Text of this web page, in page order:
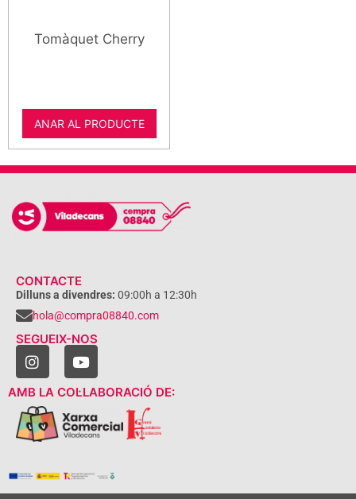
Tomàquet Cherry
ANAR AL PRODUCTE
CONTACTE
Dilluns a divendres: 09:00h a 12:30h
hola@compra08840.com
SEGUEIX-NOS
AMB LA COL·LABORACIÓ DE: